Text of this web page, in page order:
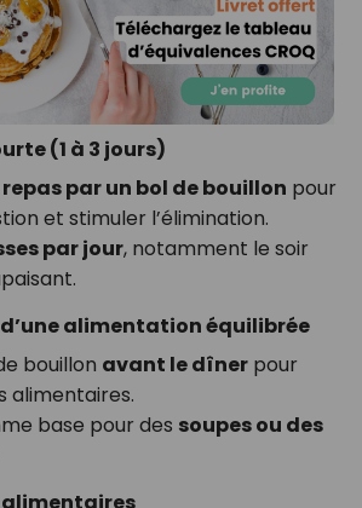
(1 à 3 jours)
par un bol de bouillon pour
et stimuler l’élimination.
par jour, notamment le soir
alimentation équilibrée
bouillon avant le dînerpour
alimentaires.
base pour des soupes ou des
alimentaires